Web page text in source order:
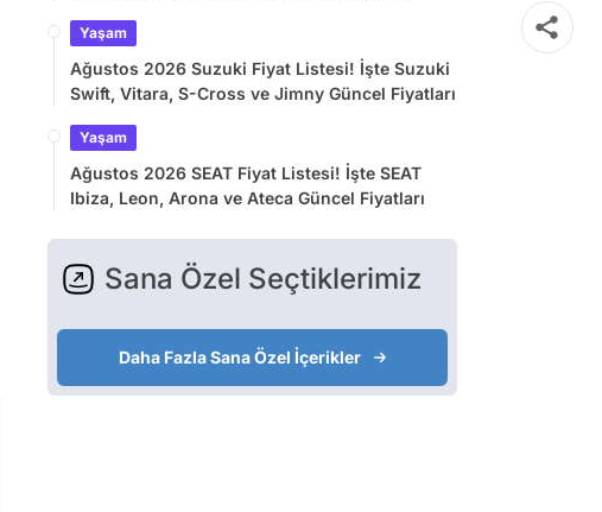
Yaşam
Ağustos 2026 Suzuki Fiyat Listesi! İşte Suzuki
Swift, Vitara, S-Cross ve Jimny Güncel Fiyatları
Yaşam
Ağustos 2026 SEAT Fiyat Listesi! İşte SEAT
Ibiza, Leon, Arona ve Ateca Güncel Fiyatları
Sana Özel Seçtiklerimiz
Daha Fazla Sana Özel İçerikler